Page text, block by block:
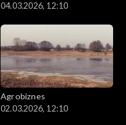
04.03.2026, 12:10
Agrobiznes
02.03.2026, 12:10